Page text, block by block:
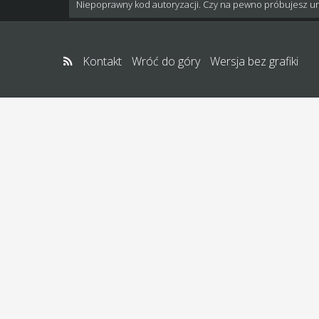
Niepoprawny kod autoryzacji. Czy na pewno próbujesz
Kontakt Wróć do góry Wersja bez grafiki